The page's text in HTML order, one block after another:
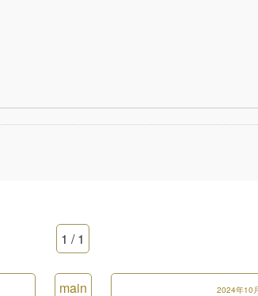
1 / 1
main 2024年10